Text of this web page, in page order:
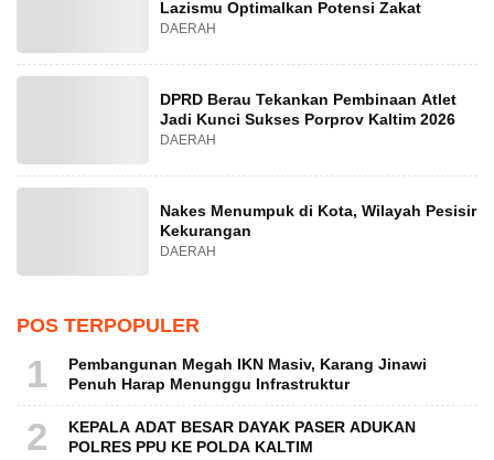
Lazismu Optimalkan Potensi Zakat
DAERAH
DPRD Berau Tekankan Pembinaan Atlet
Jadi Kunci Sukses Porprov Kaltim 2026
DAERAH
Nakes Menumpuk di Kota, Wilayah Pesisir
Kekurangan
DAERAH
POS TERPOPULER
1
Pembangunan Megah IKN Masiv, Karang Jinawi
Penuh Harap Menunggu Infrastruktur
2
KEPALA ADAT BESAR DAYAK PASER ADUKAN
POLRES PPU KE POLDA KALTIM